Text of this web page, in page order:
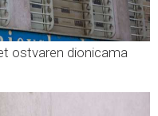
ostvaren dionicama